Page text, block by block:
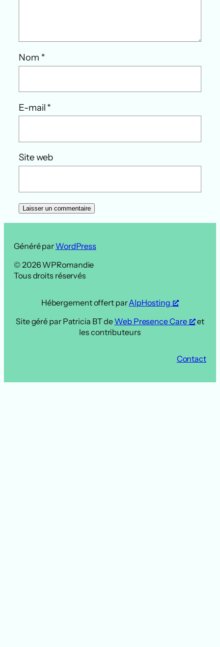
Nom *
E-mail *
Site web
Généré par WordPress
© 2026 WPRomandie
Tous droits réservés
Hébergement offert parAlpHosting
Site géré par Patricia BT de Web Presence Care
et
les contributeurs
Contact